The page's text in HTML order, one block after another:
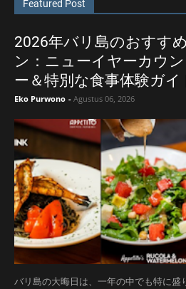
Featured Post
2026年バリ島のおすす
ン：ニューイヤーカウ
ー＆特別な食事体験ガイ
Eko Purwono - Agustus 06, 2026
バリ島の大晦日は、一年の中でも特に盛